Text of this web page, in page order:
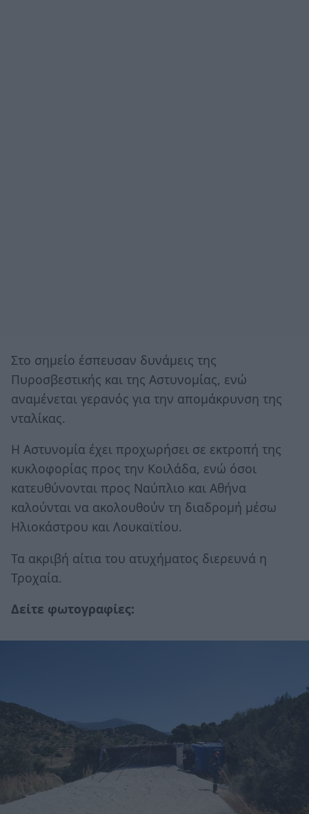
Στο σημείο έσπευσαν δυνάμεις της
Πυροσβεστικής και της Αστυνομίας, ενώ
αναμένεται γερανός για την απομάκρυνση της
νταλίκας.
Η Αστυνομία έχει προχωρήσει σε εκτροπή της
κυκλοφορίας προς την Κοιλάδα, ενώ όσοι
κατευθύνονται προς Ναύπλιο και Αθήνα
καλούνται να ακολουθούν τη διαδρομή μέσω
Ηλιοκάστρου και Λουκαϊτίου.
Τα ακριβή αίτια του ατυχήματος διερευνά η
Τροχαία.
Δείτε φωτογραφίες: